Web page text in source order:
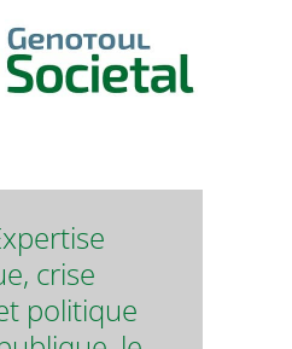
crise
politique